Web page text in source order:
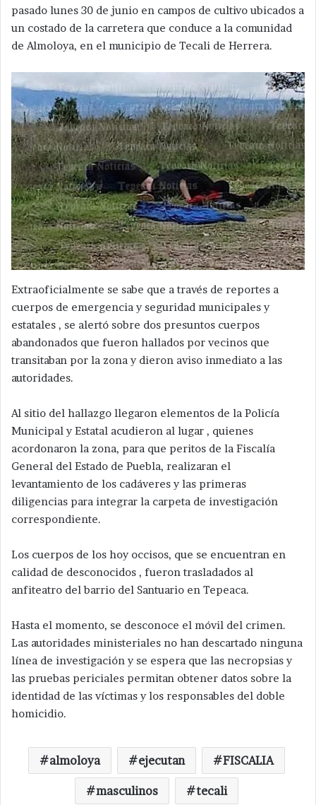
pasado lunes 30 de junio en campos de cultivo ubicados a
un costado de la carretera que conduce a la comunidad
de Almoloya, en el municipio de Tecali de Herrera.
Extraoficialmente se sabe que a través de reportes a
cuerpos de emergencia y seguridad municipales y
estatales , se alertó sobre dos presuntos cuerpos
abandonados que fueron hallados por vecinos que
transitaban por la zona y dieron aviso inmediato a las
autoridades.
Al sitio del hallazgo llegaron elementos de la Policía
Municipal y Estatal acudieron al lugar , quienes
acordonaron la zona, para que peritos de la Fiscalía
General del Estado de Puebla, realizaran el
levantamiento de los cadáveres y las primeras
diligencias para integrar la carpeta de investigación
correspondiente.
Los cuerpos de los hoy occisos, que se encuentran en
calidad de desconocidos , fueron trasladados al
anfiteatro del barrio del Santuario en Tepeaca.
Hasta el momento, se desconoce el móvil del crimen.
Las autoridades ministeriales no han descartado ninguna
línea de investigación y se espera que las necropsias y
las pruebas periciales permitan obtener datos sobre la
identidad de las víctimas y los responsables del doble
homicidio.
almoloya ejecutan FISCALIA
masculinos tecali